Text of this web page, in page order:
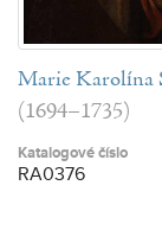
Marie Karolína
(1694–1735)
Katalogové číslo
RA0376